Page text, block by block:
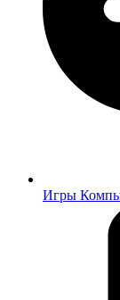
Игры